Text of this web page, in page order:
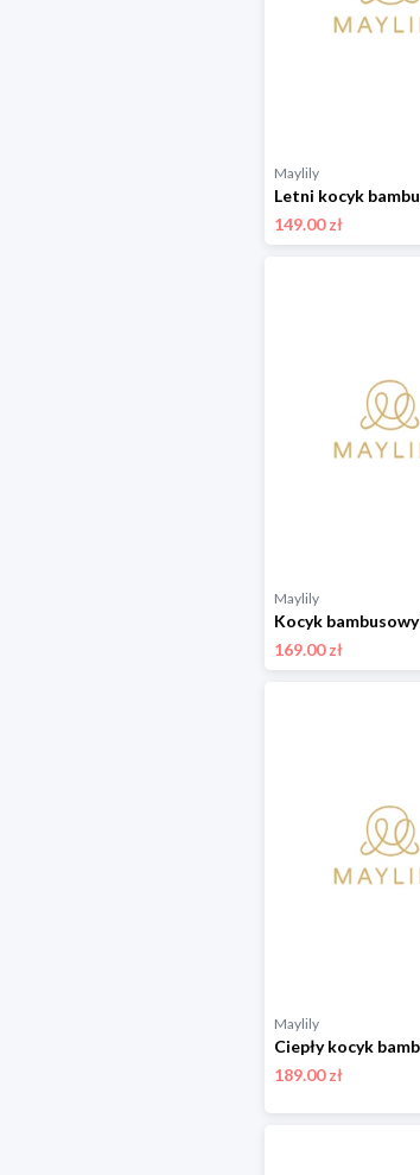
Maylily
149.00 zł
Maylily
169.00 zł
Maylily
189.00 zł